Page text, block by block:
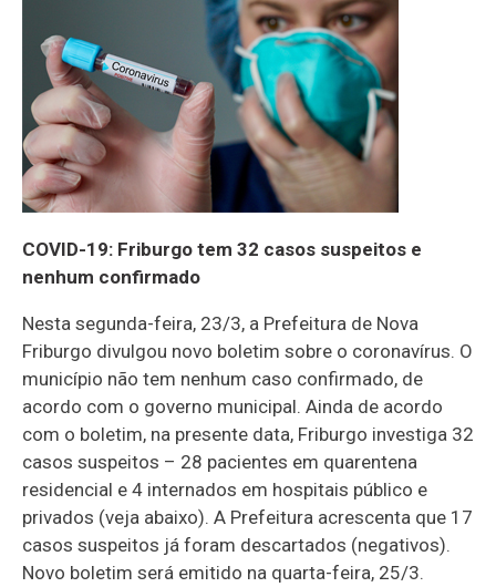
COVID-19: Friburgo tem 32 casos suspeitos e
nenhum confirmado
Nesta segunda-feira, 23/3, a Prefeitura de Nova
Friburgo divulgou novo boletim sobre o coronavírus. O
município não tem nenhum caso confirmado, de
acordo com o governo municipal. Ainda de acordo
com o boletim, na presente data, Friburgo investiga 32
casos suspeitos – 28 pacientes em quarentena
residencial e 4 internados em hospitais público e
privados (veja abaixo). A Prefeitura acrescenta que 17
casos suspeitos já foram descartados (negativos).
Novo boletim será emitido na quarta-feira, 25/3.